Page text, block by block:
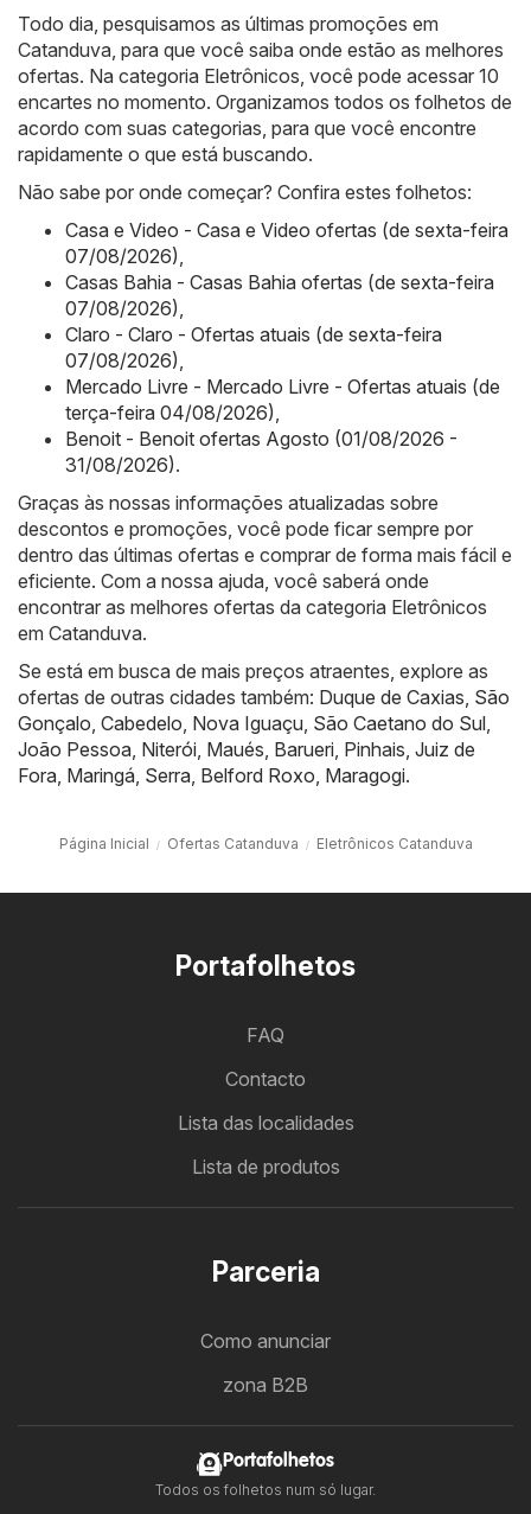
Todo dia, pesquisamos as últimas promoções em
Catanduva, para que você saiba onde estão as melhores
ofertas. Na categoria Eletrônicos, você pode acessar 10
encartes no momento. Organizamos todos os folhetos de
acordo com suas categorias, para que você encontre
rapidamente o que está buscando.
Não sabe por onde começar? Confira estes folhetos:
Casa e Video - Casa e Video ofertas (de sexta-feira
07/08/2026),
Casas Bahia - Casas Bahia ofertas (de sexta-feira
07/08/2026),
Claro - Claro - Ofertas atuais (de sexta-feira
07/08/2026),
Mercado Livre - Mercado Livre - Ofertas atuais (de
terça-feira 04/08/2026),
Benoit - Benoit ofertas Agosto (01/08/2026 -
31/08/2026).
Graças às nossas informações atualizadas sobre
descontos e promoções, você pode ficar sempre por
dentro das últimas ofertas e comprar de forma mais fácil e
eficiente. Com a nossa ajuda, você saberá onde
encontrar as melhores ofertas da categoria Eletrônicos
em Catanduva.
Se está em busca de mais preços atraentes, explore as
ofertas de outras cidades também: Duque de Caxias, São
Gonçalo, Cabedelo, Nova Iguaçu, São Caetano do Sul,
João Pessoa, Niterói, Maués, Barueri, Pinhais, Juiz de
Fora, Maringá, Serra, Belford Roxo, Maragogi.
Página Inicial Ofertas Catanduva Eletrônicos Catanduva
Portafolhetos
FAQ
Contacto
Lista das localidades
Lista de produtos
Parceria
Como anunciar
zona B2B
Portafolhetos
Todos os folhetos num só lugar.